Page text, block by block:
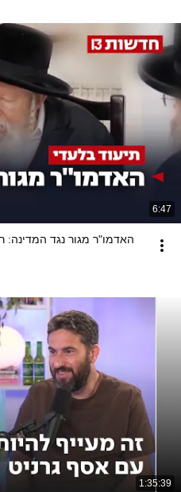
6:47
האדמו"ר מגור נגד המדינה:
1:35:39